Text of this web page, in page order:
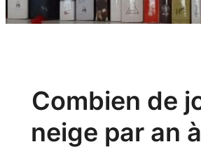
Combien de
neige par an